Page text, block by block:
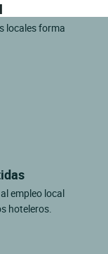
locales forma
empleo local
hoteleros.